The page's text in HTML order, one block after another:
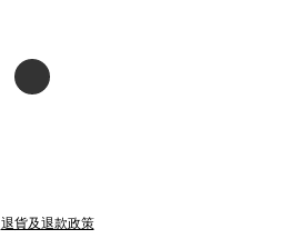
退貨及退款政策